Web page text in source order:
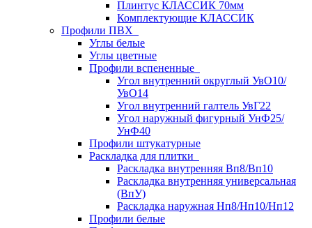
Плинтус КЛАССИК 70мм
Комплектующие КЛАССИК
Профили ПВХ
Углы белые
Углы цветные
Профили вспененные
Угол внутренний округлый УвО10/
УвО14
Угол внутренний галтель УвГ22
Угол наружный фигурный УнФ25/
УнФ40
Профили штукатурные
Раскладка для плитки
Раскладка внутренняя Вп8/Вп10
Раскладка внутренняя универсальная
(ВпУ)
Раскладка наружная Нп8/Нп10/Нп12
Профили белые